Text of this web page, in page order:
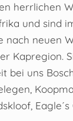
herrlichen
und sind
nach neuen
Kapregion.
bei uns